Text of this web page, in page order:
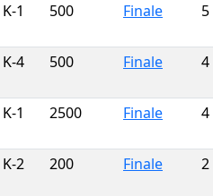
K-1 500 Finale 5
K-4 500 Finale 4
K-1 2500 Finale 4
K-2 200 Finale 2